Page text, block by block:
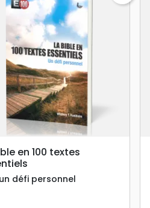
search APERÇU RAPIDE
en 100 textes
un défi personnel